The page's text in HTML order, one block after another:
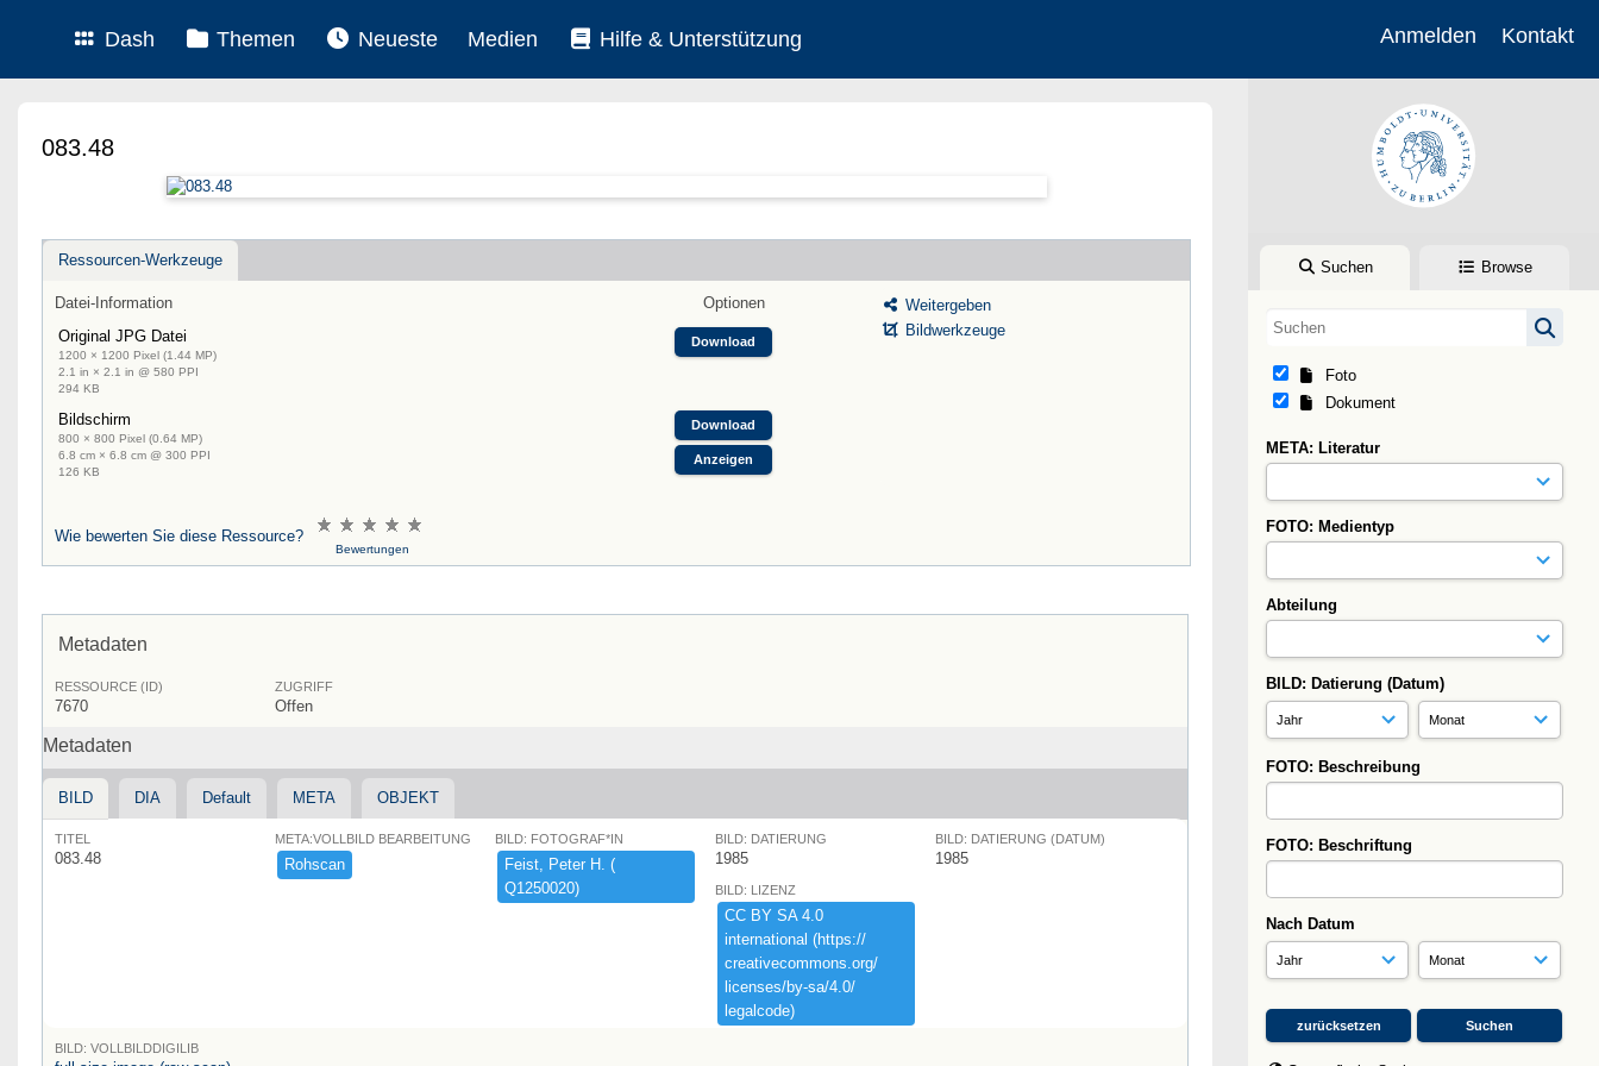
Dash Themen Neueste Medien Hilfe & Unterstützung Anmelden Kontakt
Suchen Browse
Foto
Dokument
META: Literatur
FOTO: Medientyp
Abteilung
BILD: Datierung (Datum)
FOTO: Beschreibung
FOTO: Beschriftung
Nach Datum
083.48
Ressourcen-Werkzeuge
Datei-Information
Optionen
Original JPG Datei
1200 × 1200 Pixel (1.44 MP)
2.1 in × 2.1 in @ 580 PPI
294 KB
Download
Bildschirm
800 × 800 Pixel (0.64 MP)
6.8 cm × 6.8 cm @ 300 PPI
126 KB
Download
Anzeigen
Weitergeben
Bildwerkzeuge
Wie bewerten Sie diese Ressource?
Bewertungen
Metadaten
RESSOURCE (ID)
7670
ZUGRIFF
Offen
Metadaten
BILD DIA Default META OBJEKT
TITEL
083.48
META:VOLLBILD BEARBEITUNG
Rohscan
BILD: FOTOGRAF*IN
Feist,​ ​Peter ​H.​ ​(​
Q1250020)​
BILD: DATIERUNG
1985
BILD: DATIERUNG (DATUM)
1985
BILD: LIZENZ
CC ​BY ​SA ​4.​0 ​
international ​(​https:​/​/​
creativecommons.​org/​
licenses/​by-​sa/​4.​0/​
legalcode)​
BILD: VOLLBILDDIGILIB